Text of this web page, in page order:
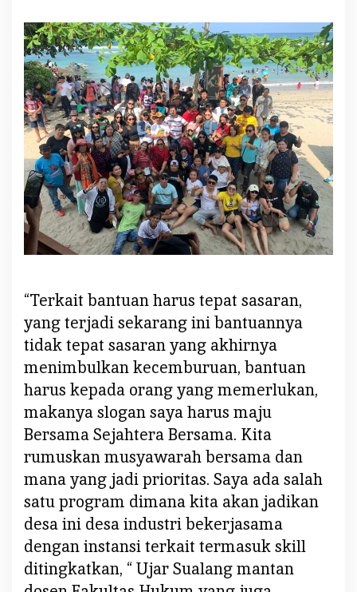
l
a
n
g
S
i
a
p
B
a
w
a
D
a
T
o
l
i
a
n
k
i
M
a
j
“Terkait bantuan harus tepat sasaran,
yang terjadi sekarang ini bantuannya
tidak tepat sasaran yang akhirnya
menimbulkan kecemburuan, bantuan
harus kepada orang yang memerlukan,
makanya slogan saya harus maju
Bersama Sejahtera Bersama. Kita
rumuskan musyawarah bersama dan
mana yang jadi prioritas. Saya ada salah
satu program dimana kita akan jadikan
desa ini desa industri bekerjasama
dengan instansi terkait termasuk skill
ditingkatkan, “ Ujar Sualang mantan